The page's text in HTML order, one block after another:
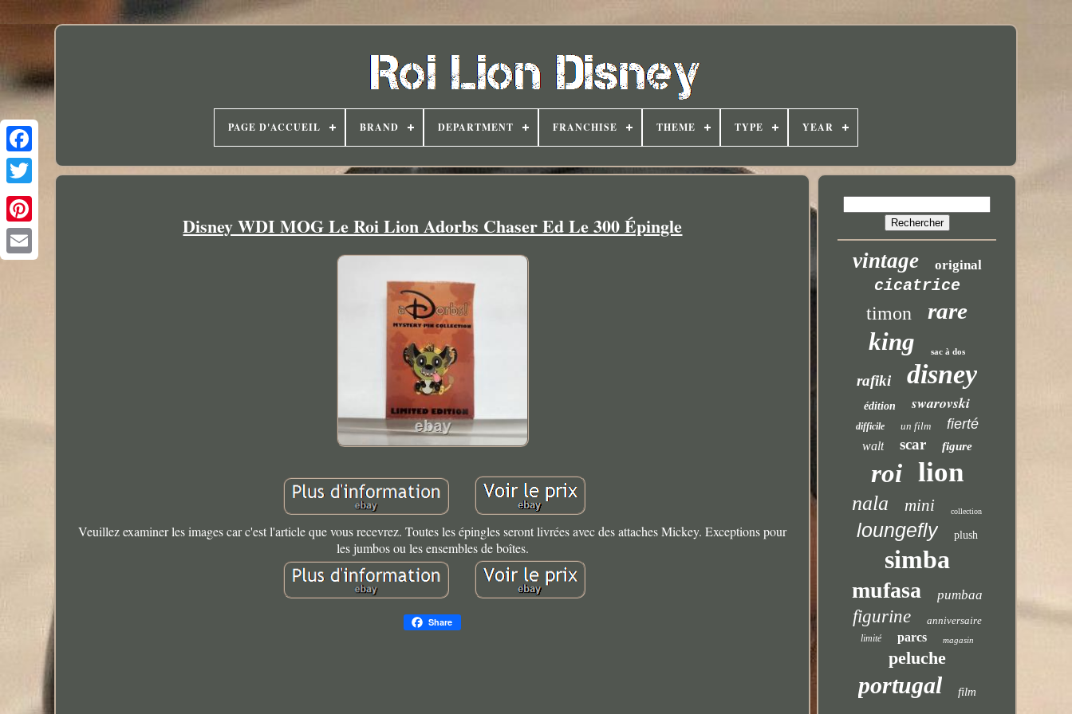
PAGE D'ACCUEIL BRAND DEPARTMENT FRANCHISE THEME TYPE YEAR
Disney WDI MOG Le Roi Lion Adorbs Chaser Ed Le 300 Épingle
Veuillez examiner les images car c'est l'article que vous recevrez. Toutes les épingles seront livrées avec des attaches Mickey. Exceptions pour
les jumbos ou les ensembles de boîtes.
Share
vintage original
cicatrice
timon rare
king sac à dos
rafiki disney
édition swarovski
difficile un film fierté
walt scar figure
roi lion
nala mini collection
loungefly plush
simba
mufasa pumbaa
figurine anniversaire
limité parcs magasin
peluche
portugal film